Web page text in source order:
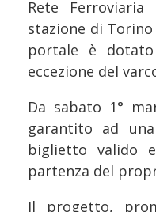
Rete
stazione di
portale è
eccezione del
Da sabato 1°
garantito ad
biglietto valido
partenza del
Il progetto,